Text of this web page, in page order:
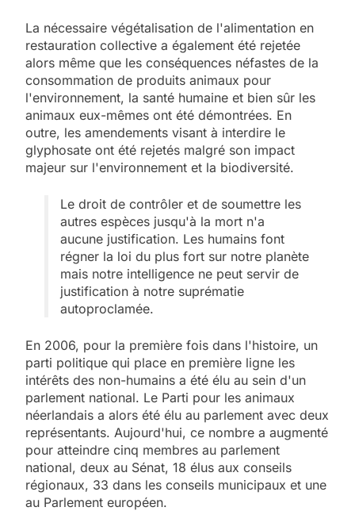
La nécessaire végétalisation de l'alimentation en
restauration collective a également été rejetée
alors même que les conséquences néfastes de la
consommation de produits animaux pour
l'environnement, la santé humaine et bien sûr les
animaux eux-mêmes ont été démontrées. En
outre, les amendements visant à interdire le
glyphosate ont été rejetés malgré son impact
majeur sur l'environnement et la biodiversité.
Le droit de contrôler et de soumettre les
autres espèces jusqu'à la mort n'a
aucune justification. Les humains font
régner la loi du plus fort sur notre planète
mais notre intelligence ne peut servir de
justification à notre suprématie
autoproclamée.
En 2006, pour la première fois dans l'histoire, un
parti politique qui place en première ligne les
intérêts des non-humains a été élu au sein d'un
parlement national. Le Parti pour les animaux
néerlandais a alors été élu au parlement avec deux
représentants. Aujourd'hui, ce nombre a augmenté
pour atteindre cinq membres au parlement
national, deux au Sénat, 18 élus aux conseils
régionaux, 33 dans les conseils municipaux et une
au Parlement européen.